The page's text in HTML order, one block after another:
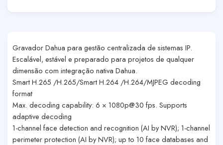
Gravador Dahua para gestão centralizada de sistemas IP.
Escalável, estável e preparado para projetos de qualquer
dimensão com integração nativa Dahua.
Smart H.265 /H.265/Smart H.264 /H.264/MJPEG decoding
format
Max. decoding capability: 6 × 1080p@30 fps. Supports
adaptive decoding
1-channel face detection and recognition (AI by NVR); 1-channel
perimeter protection (AI by NVR); up to 10 face databases and